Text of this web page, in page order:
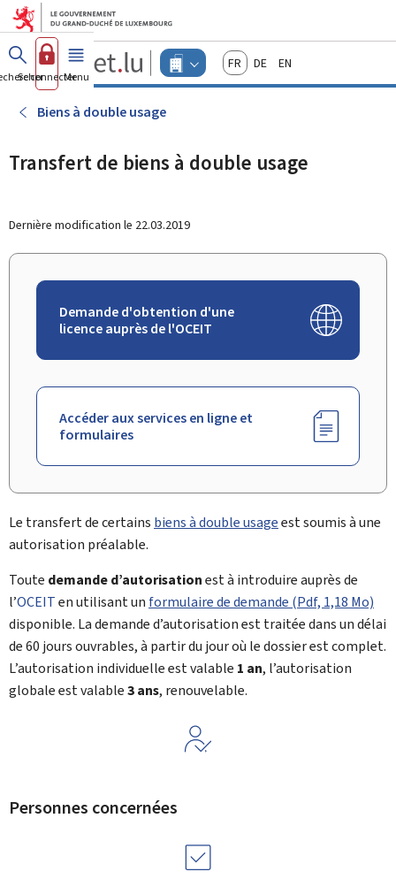
Aller au menu principal
Aller au contenu
Guichet.lu
Changer
d'espace
actif
FrançaisDeutschEnglish
Se connecterMenu principal
Biens à double usage
Transfert de biens à double usage
Dernière modification le 22.03.2019
Demande d'obtention d'une
licence auprès de l'OCEIT
Accéder aux services en ligne et
formulaires
Le transfert de certains biens à double usageest soumis à une
autorisation préalable.
Toute demande d’autorisationest à introduire auprès de
l’OCEITen utilisant un formulaire de demande (Pdf, 1,18 Mo)
disponible. La demande d’autorisation est traitée dans un délai
de 60 jours ouvrables, à partir du jour où le dossier est complet.
L’autorisation individuelle est valable 1 an, l’autorisation
globale est valable3 ans, renouvelable.
Personnes concernées